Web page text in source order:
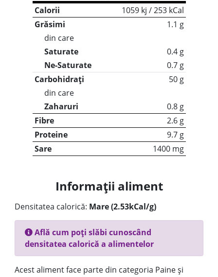
Calorii
1059 kj / 253 kCal
Grăsimi
1.1 g
din care
Saturate
0.4 g
Ne-Saturate
0.7 g
Carbohidrați
50 g
din care
Zaharuri
0.8 g
Fibre
2.6 g
Proteine
9.7 g
Sare
1400 mg
Informații aliment
Densitatea calorică: Mare (2.53kCal/g)
Află cum poți slăbi cunoscând
densitatea calorică a alimentelor
Acest aliment face parte din categoria Paine și